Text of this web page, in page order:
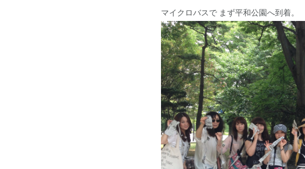
マイクロバスで まず平和公園へ到着。